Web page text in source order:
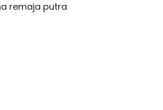
remaja putra